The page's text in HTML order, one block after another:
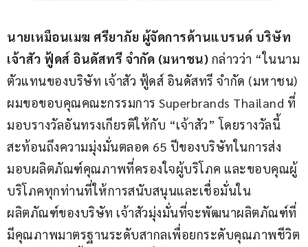
นายเหมือนเมฆ ศรียาภัย ผู้จัดการด้านแบรนด์ บริษัท
เจ้าสัว ฟู้ดส์ อินดัสทรี จำกัด (มหาชน) กล่าวว่า “ในนาม
ตัวแทนของบริษัท เจ้าสัว ฟู้ดส์ อินดัสทรี จำกัด (มหาชน)
ผมขอขอบคุณคณะกรรมการ Superbrands Thailand ที่
มอบรางวัลอันทรงเกียรติให้กับ “เจ้าสัว” โดยรางวัลนี้
สะท้อนถึงความมุ่งมั่นตลอด 65 ปีของบริษัทในการส่ง
มอบผลิตภัณฑ์คุณภาพที่ครองใจผู้บริโภค และขอบคุณผู้
บริโภคทุกท่านที่ให้การสนับสนุนและเชื่อมั่นใน
ผลิตภัณฑ์ของบริษัท เจ้าสัวมุ่งมั่นที่จะพัฒนาผลิตภัณฑ์ที่
มีคุณภาพมาตรฐานระดับสากลเพื่อยกระดับคุณภาพชีวิต